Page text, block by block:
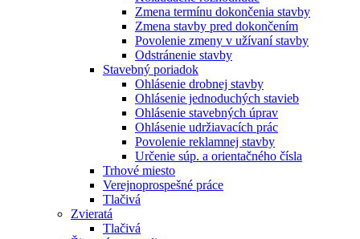
Zmena termínu dokončenia stavby
Zmena stavby pred dokončením
Povolenie zmeny v užívaní stavby
Odstránenie stavby
Stavebný poriadok
Ohlásenie drobnej stavby
Ohlásenie jednoduchých stavieb
Ohlásenie stavebných úprav
Ohlásenie udržiavacích prác
Povolenie reklamnej stavby
Určenie súp. a orientačného čísla
Trhové miesto
Verejnoprospešné práce
Tlačivá
Zvieratá
Tlačivá